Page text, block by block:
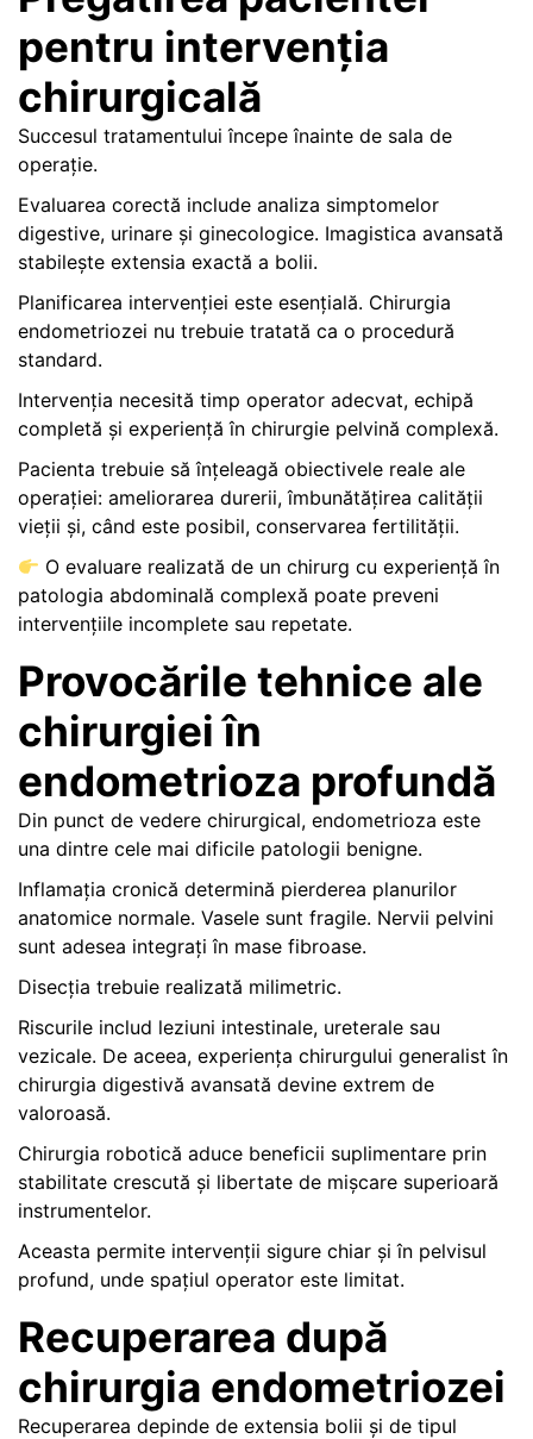
pentru intervenția
chirurgicală
Succesul tratamentului începe înainte de sala de
operație.
Evaluarea corectă include analiza simptomelor
digestive, urinare și ginecologice. Imagistica avansată
stabilește extensia exactă a bolii.
Planificarea intervenției este esențială. Chirurgia
endometriozei nu trebuie tratată ca o procedură
standard.
Intervenția necesită timp operator adecvat, echipă
completă și experiență în chirurgie pelvină complexă.
Pacienta trebuie să înțeleagă obiectivele reale ale
operației: ameliorarea durerii, îmbunătățirea calității
vieții și, când este posibil, conservarea fertilității.
O evaluare realizată de un chirurg cu experiență în
patologia abdominală complexă poate preveni
intervențiile incomplete sau repetate.
Provocările tehnice ale
chirurgiei în
endometrioza profundă
Din punct de vedere chirurgical, endometrioza este
una dintre cele mai dificile patologii benigne.
Inflamația cronică determină pierderea planurilor
anatomice normale. Vasele sunt fragile. Nervii pelvini
sunt adesea integrați în mase fibroase.
Disecția trebuie realizată milimetric.
Riscurile includ leziuni intestinale, ureterale sau
vezicale. De aceea, experiența chirurgului generalist în
chirurgia digestivă avansată devine extrem de
valoroasă.
Chirurgia robotică aduce beneficii suplimentare prin
stabilitate crescută și libertate de mișcare superioară
instrumentelor.
Aceasta permite intervenții sigure chiar și în pelvisul
profund, unde spațiul operator este limitat.
Recuperarea după
chirurgia endometriozei
Recuperarea depinde de extensia bolii și de tipul